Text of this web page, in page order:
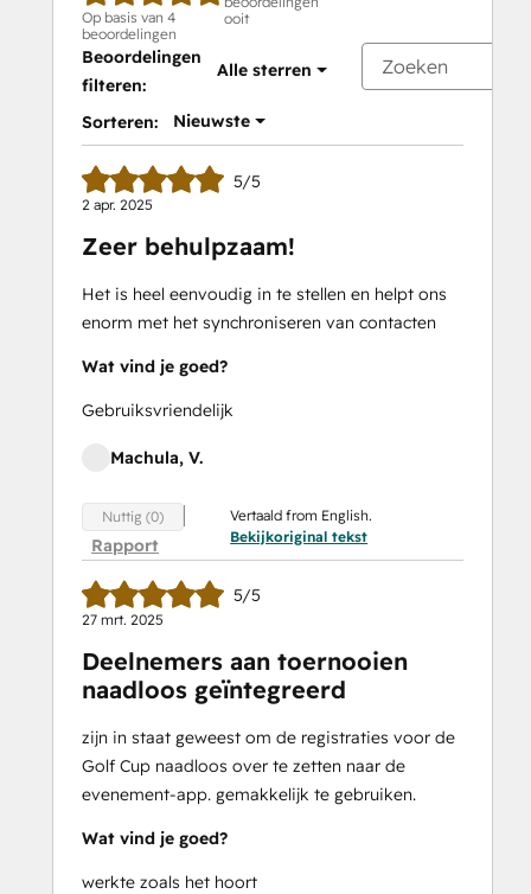
Op basis van 4
beoordelingen
ooit
Beoordelingen
filteren:
Alle sterren
Sorteren: Nieuwste
5/5
2 apr. 2025
Zeer behulpzaam!
Het is heel eenvoudig in te stellen en helpt ons
enorm met het synchroniseren van contacten
Wat vind je goed?
Gebruiksvriendelijk
Machula, V.
Nuttig (0)
Rapport
Vertaald from English.
Bekijkoriginal tekst
5/5
27 mrt. 2025
Deelnemers aan toernooien
naadloos geïntegreerd
zijn in staat geweest om de registraties voor de
Golf Cup naadloos over te zetten naar de
evenement-app. gemakkelijk te gebruiken.
Wat vind je goed?
werkte zoals het hoort